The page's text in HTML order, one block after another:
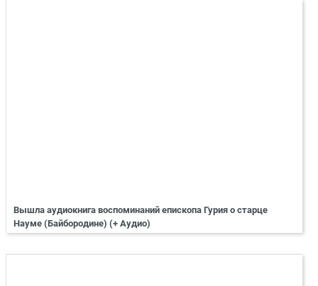
Вышла аудиокнига воспоминаний епископа Гурия о старце
Науме (Байбородине) (+ Аудио)